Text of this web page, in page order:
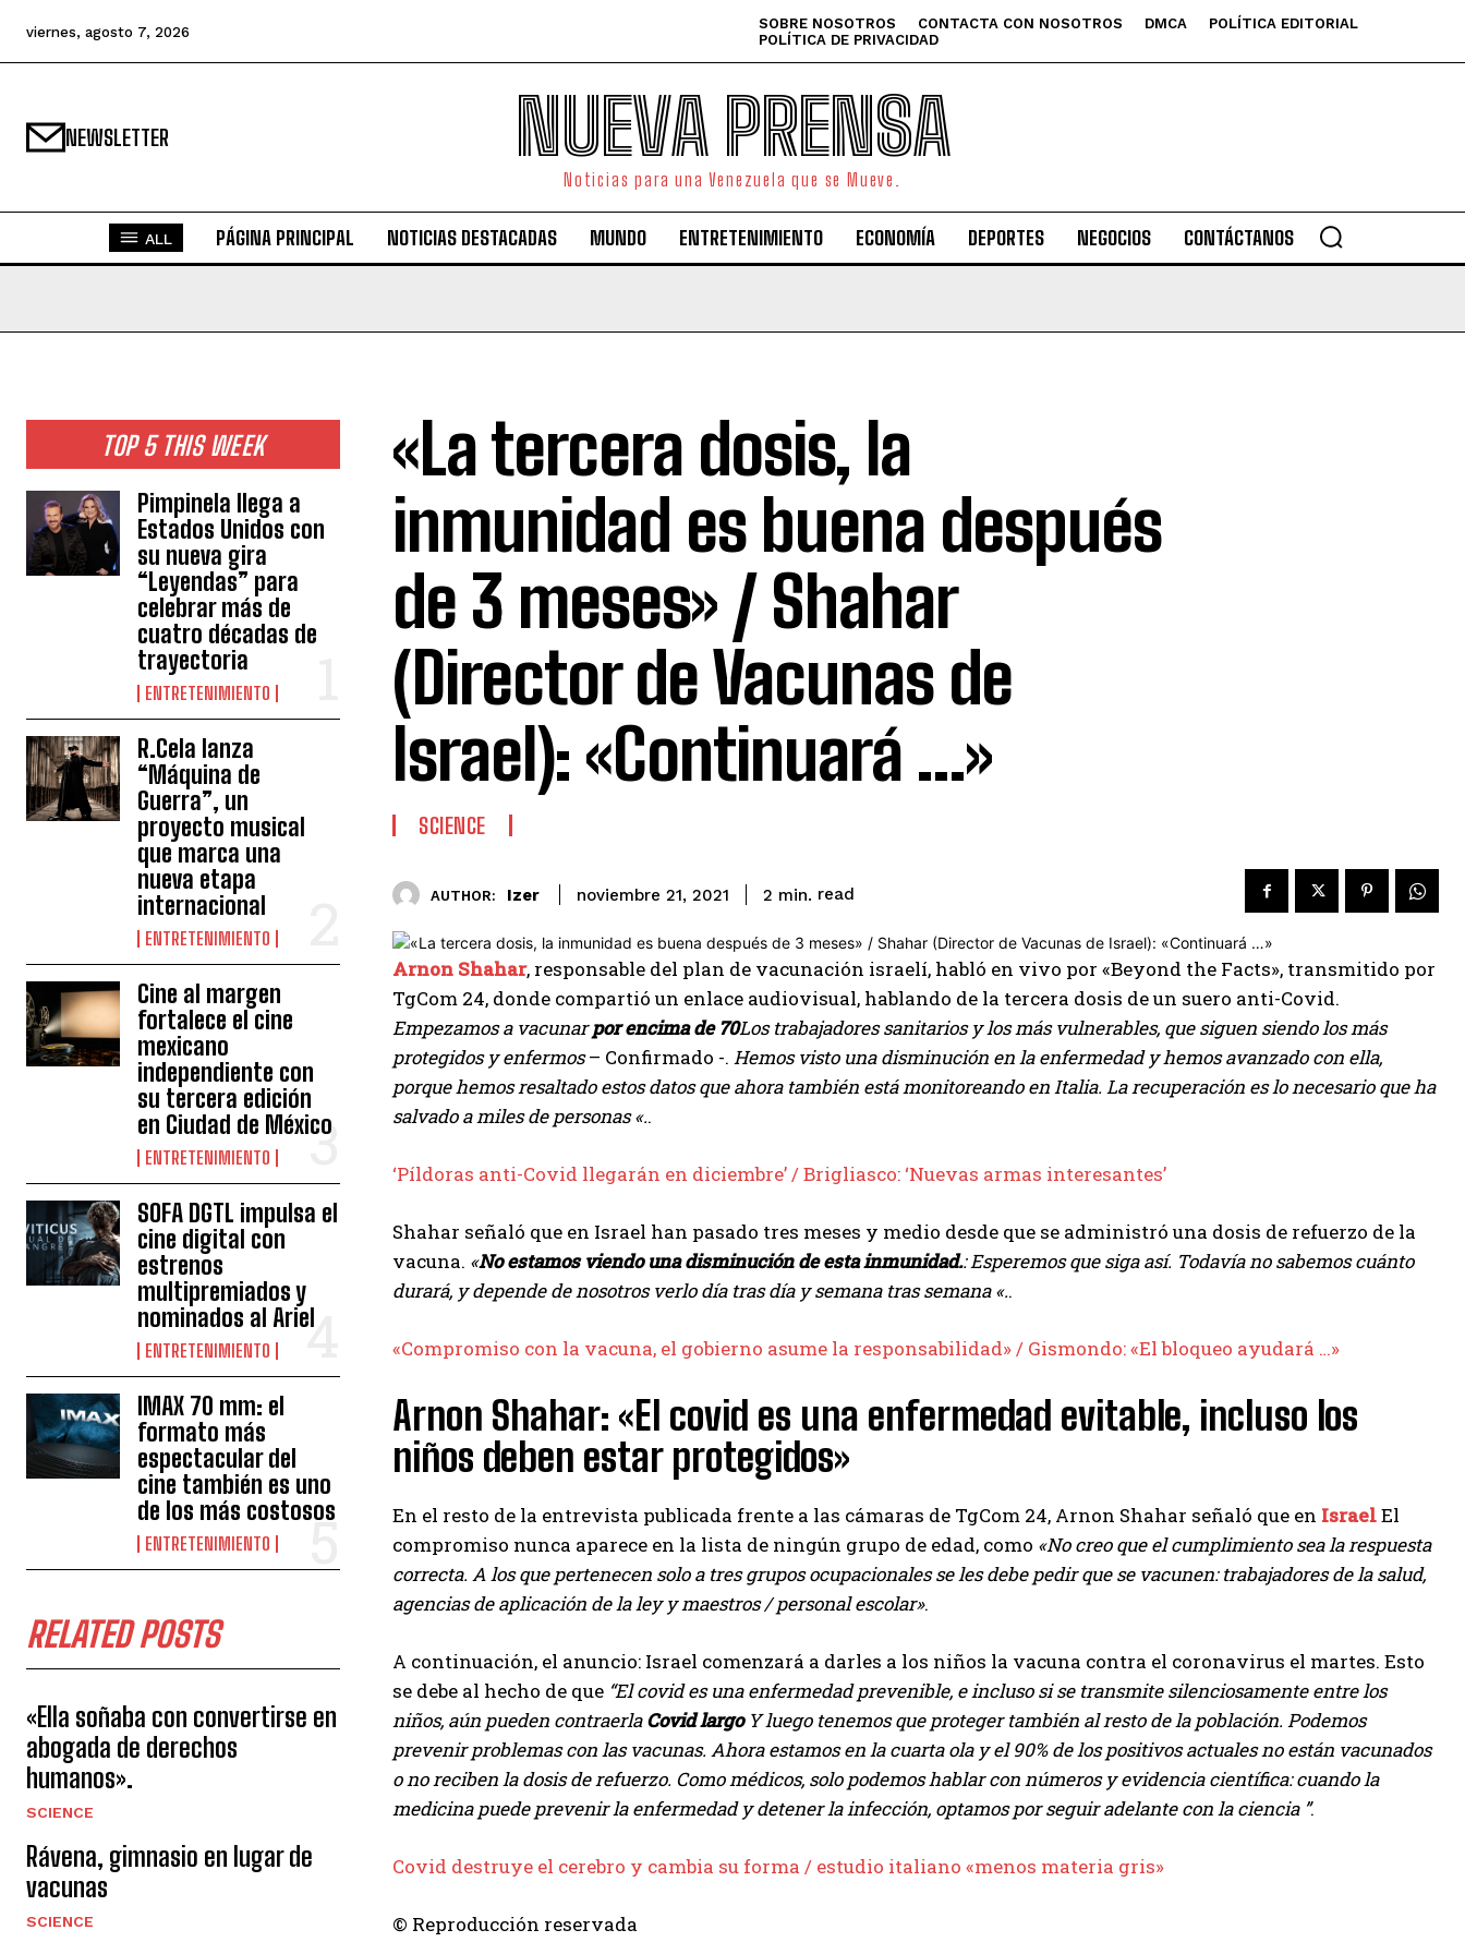
I WANT IN
I've read and accept thePrivacy Policy
Izer
viernes, agosto 7, 2026 SOBRE NOSOTROS CONTACTA CON NOSOTROS DMCA
POLÍTICA EDITORIAL
POLÍTICA DE PRIVACIDAD
NEWSLETTER NUEVA PRENSA
Noticias para una Venezuela que se Mueve.
ALL PÁGINA PRINCIPAL NOTICIAS DESTACADAS MUNDO ENTRETENIMIENTO ECONOMÍA DEPORTES NEGOCIOS CONTÁCTANOS
TOP 5 THIS WEEK
Pimpinela llega a
Estados Unidos con
su nueva gira
“Leyendas” para
celebrar más de
cuatro décadas de
trayectoria
ENTRETENIMIENTO
R.Cela lanza
“Máquina de
Guerra”, un
proyecto musical
que marca una
nueva etapa
internacional
ENTRETENIMIENTO
Cine al margen
fortalece el cine
mexicano
independiente con
su tercera edición
en Ciudad de México
ENTRETENIMIENTO
SOFA DGTL impulsa el
cine digital con
estrenos
multipremiados y
nominados al Ariel
ENTRETENIMIENTO
IMAX 70 mm: el
formato más
espectacular del
cine también es uno
de los más costosos
ENTRETENIMIENTO
RELATED POSTS
«Ella soñaba con convertirse en
abogada de derechos
humanos».
SCIENCE
Rávena, gimnasio en lugar de
vacunas
SCIENCE
«La tercera dosis, la
inmunidad es buena después
de 3 meses» / Shahar
(Director de Vacunas de
Israel): «Continuará …»
SCIENCE
AUTHOR: Izer noviembre 21, 2021 2 min. read
Arnon Shahar, responsable del plan de vacunación israelí, habló en vivo por «Beyond the Facts», transmitido por
TgCom 24, donde compartió un enlace audiovisual, hablando de la tercera dosis de un suero anti-Covid.
Empezamos a vacunarpor encima de 70Los trabajadores sanitarios y los más vulnerables, que siguen siendo los más
protegidos y enfermos– Confirmado -. Hemos visto una disminución en la enfermedad y hemos avanzado con ella,
porque hemos resaltado estos datos que ahora también está monitoreando en Italia. La recuperación es lo necesario que ha
salvado a miles de personas «..
‘Píldoras anti-Covid llegarán en diciembre’ / Brigliasco: ‘Nuevas armas interesantes’
Shahar señaló que en Israel han pasado tres meses y medio desde que se administró una dosis de refuerzo de la
vacuna. «No estamos viendo una disminución de esta inmunidad.: Esperemos que siga así. Todavía no sabemos cuánto
durará, y depende de nosotros verlo día tras día y semana tras semana «..
«Compromiso con la vacuna, el gobierno asume la responsabilidad» / Gismondo: «El bloqueo ayudará …»
Arnon Shahar: «El covid es una enfermedad evitable, incluso los
niños deben estar protegidos»
En el resto de la entrevista publicada frente a las cámaras de TgCom 24, Arnon Shahar señaló que en IsraelEl
compromiso nunca aparece en la lista de ningún grupo de edad, como «No creo que el cumplimiento sea la respuesta
correcta. A los que pertenecen solo a tres grupos ocupacionales se les debe pedir que se vacunen: trabajadores de la salud,
agencias de aplicación de la ley y maestros / personal escolar».
A continuación, el anuncio: Israel comenzará a darles a los niños la vacuna contra el coronavirus el martes. Esto
se debe al hecho de que “El covid es una enfermedad prevenible, e incluso si se transmite silenciosamente entre los
niños, aún pueden contraerlaCovid largoY luego tenemos que proteger también al resto de la población. Podemos
prevenir problemas con las vacunas. Ahora estamos en la cuarta ola y el 90% de los positivos actuales no están vacunados
o no reciben la dosis de refuerzo. Como médicos, solo podemos hablar con números y evidencia científica: cuando la
medicina puede prevenir la enfermedad y detener la infección, optamos por seguir adelante con la ciencia ”.
Covid destruye el cerebro y cambia su forma / estudio italiano «menos materia gris»
© Reproducción reservada